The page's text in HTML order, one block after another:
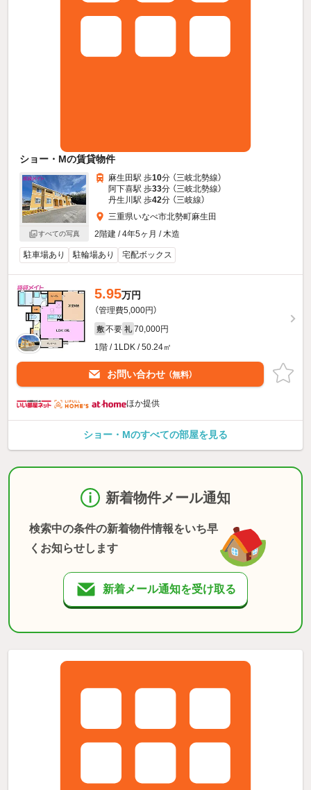
ショー・Mの賃貸物件
すべての写真
麻生田駅 歩10分 （三岐北勢線）
阿下喜駅 歩33分 （三岐北勢線）
丹生川駅 歩42分 （三岐線）
三重県いなべ市北勢町麻生田
2階建 / 4年5ヶ月 / 木造
駐車場あり 駐輪場あり 宅配ボックス
5.95万円
（管理費5,000円）
敷 不要 礼 70,000円
1階 / 1LDK / 50.24㎡
お問い合わせ （無料）
ほか提供
ショー・Mのすべての部屋を見る
新着物件メール通知
検索中の条件の新着物件情報をいち早
くお知らせします
新着メール通知を受け取る